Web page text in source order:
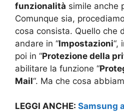
funzionalità simile anche
Comunque sia,
cosa consista. Quello che
andare in “Impostazioni“,
poi in “Protezione della
abilitare la funzione “
Mail“. Ma che cosa
LEGGI ANCHE: Samsung